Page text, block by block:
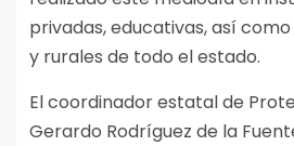
privadas, educativas, así
y rurales de todo el estado.
El coordinador estatal de
Gerardo Rodríguez de la